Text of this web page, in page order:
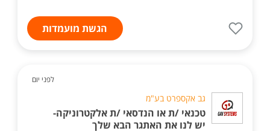
הגשת מועמדות
לפני יום
גב אקספרט בע"מ
טכנאי /ת או הנדסאי /ת אלקטרוניקה-
יש לנו את האתגר הבא שלך